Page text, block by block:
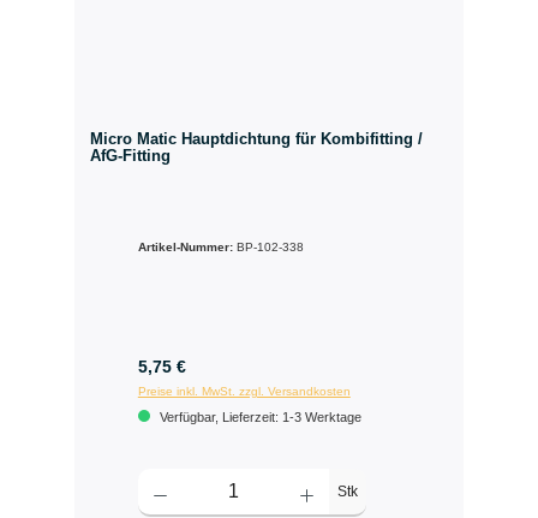
Micro Matic Hauptdichtung für Kombifitting /
AfG-Fitting
Artikel-Nummer: BP-102-338
5,75 €
Preise inkl. MwSt. zzgl. Versandkosten
Verfügbar, Lieferzeit: 1-3 Werktage
Stk